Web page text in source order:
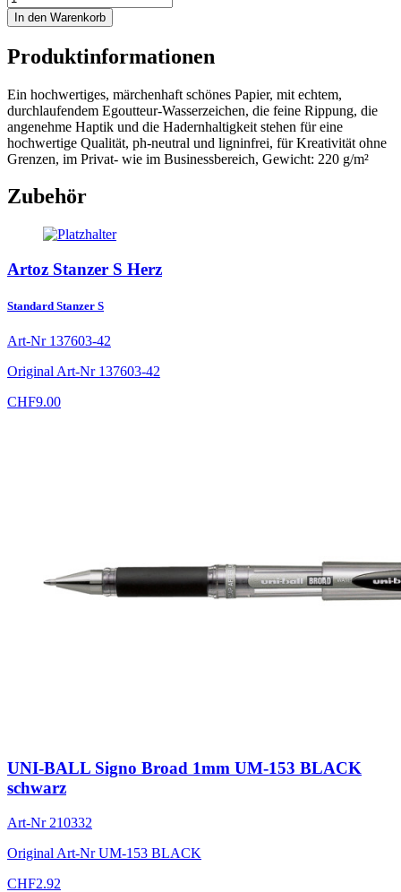
In den Warenkorb
Produktinformationen
Ein hochwertiges, märchenhaft schönes Papier, mit echtem,
durchlaufendem Egoutteur-Wasserzeichen, die feine Rippung, die
angenehme Haptik und die Hadernhaltigkeit stehen für eine
hochwertige Qualität, ph-neutral und ligninfrei, für Kreativität ohne
Grenzen, im Privat- wie im Businessbereich, Gewicht: 220 g/m²
Zubehör
Artoz Stanzer S Herz
Standard Stanzer S
Art-Nr 137603-42
Original Art-Nr 137603-42
CHF9.00
UNI-BALL Signo Broad 1mm UM-153 BLACK
schwarz
Art-Nr 210332
Original Art-NrUM-153 BLACK
CHF2.92